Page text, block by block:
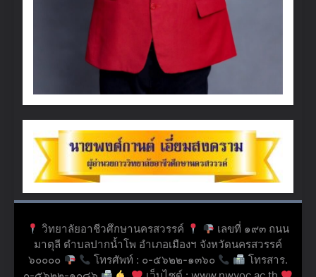
วิทยาลัยอาชีวศึกษานครสวรรค์
เลขที่ ๑๙๓ ถนน
มาตุลี ตำบลปากน้ำโพ อำเภอเมืองฯ จังหวัดนครสวรรค์
๖๐๐๐๐
โทรศัพท์ : ๐-๕๖๒๒-๑๓๖๐
โทรสาร.